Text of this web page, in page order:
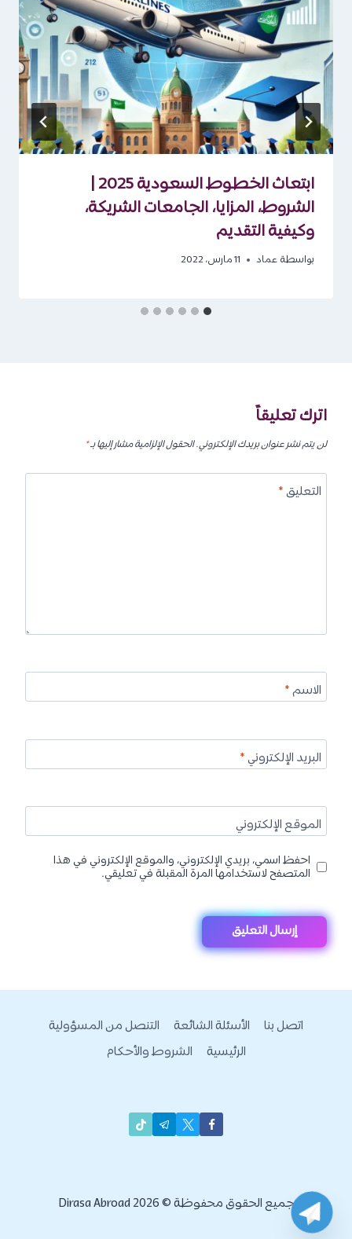
الشروط، المزايا، الجامعات الشريكة،
وكيفية التقديم
بواسطة عماد 11 مارس، 2022
اترك تعليقاً
لن يتم نشر عنوان بريدك الإلكتروني.الحقول الإلزامية مشار إليها بـ*
التعليق*
الاسم*
البريد الإلكتروني*
الموقع الإلكتروني
احفظ اسمي، بريدي الإلكتروني، والموقع الإلكتروني في هذا
المتصفح لاستخدامها المرة المقبلة في تعليقي.
اتصل بنا الأسئلة الشائعة
التنصل من المسؤولية
الرئيسية
الشروط والأحكام
جميع الحقوق محفوظة © 2026 Dirasa Abroad